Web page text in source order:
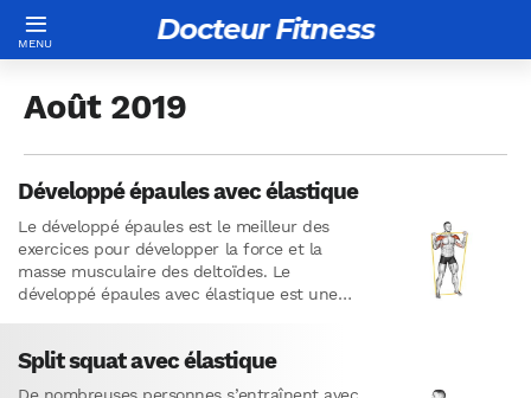
Docteur Fitness
Août 2019
Développé épaules avec élastique
Le développé épaules est le meilleur des
exercices pour développer la force et la
masse musculaire des deltoïdes. Le
développé épaules avec élastique est une
Split squat avec élastique